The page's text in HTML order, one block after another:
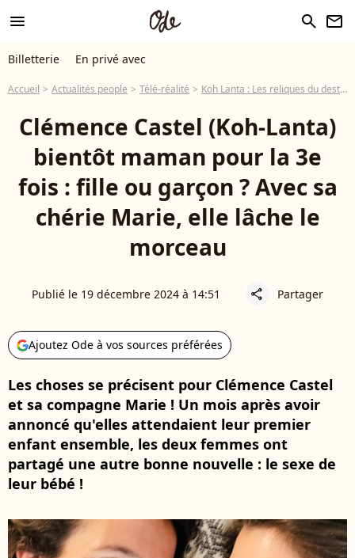
menu search newsletter
Billetterie En privé avec
Accueil Actualités people Télé-réalité Koh Lanta : Les reliques du destin
Clémence Castel (Koh-Lanta)
bientôt maman pour la 3e
fois : fille ou garçon ? Avec sa
chérie Marie, elle lâche le
morceau
Publié le 19 décembre 2024 à 14:51 share Partager
Ajoutez Ode à vos sources préférées
Les choses se précisent pour Clémence Castel
et sa compagne Marie ! Un mois après avoir
annoncé qu'elles attendaient leur premier
enfant ensemble, les deux femmes ont
partagé une autre bonne nouvelle : le sexe de
leur bébé !